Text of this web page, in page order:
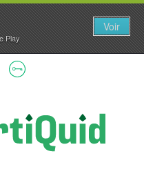
Play
Voir